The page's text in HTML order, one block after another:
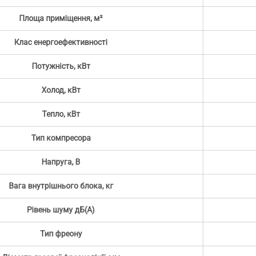
Площа приміщення, м²
Клас енергоефективності
Потужність, кВт
Холод, кВт
Тепло, кВт
Тип компресора
Напруга, В
Вага внутрішнього блока, кг
Рівень шуму дБ(А)
Тип фреону